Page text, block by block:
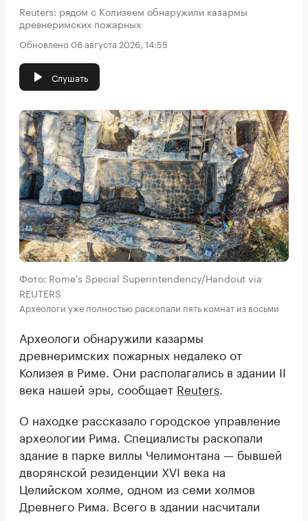
Reuters: рядом с Колизеем обнаружили казармы
древнеримских пожарных
Обновлено 06 августа 2026, 14:55
Слушать
Фото: Rome's Special Superintendency/Handout via
REUTERS
Археологи уже полностью раскопали пять комнат из восьми
Археологи обнаружили казармы
древнеримских пожарных недалеко от
Колизея в Риме. Они располагались в здании II
века нашей эры, сообщает Reuters
О находке рассказало городское управление
археологии Рима. Специалисты раскопали
здание в парке виллы Челимонтана — бывшей
дворянской резиденции XVI века на
Целийском холме, одном из семи холмов
Древнего Рима. Всего в здании насчитали